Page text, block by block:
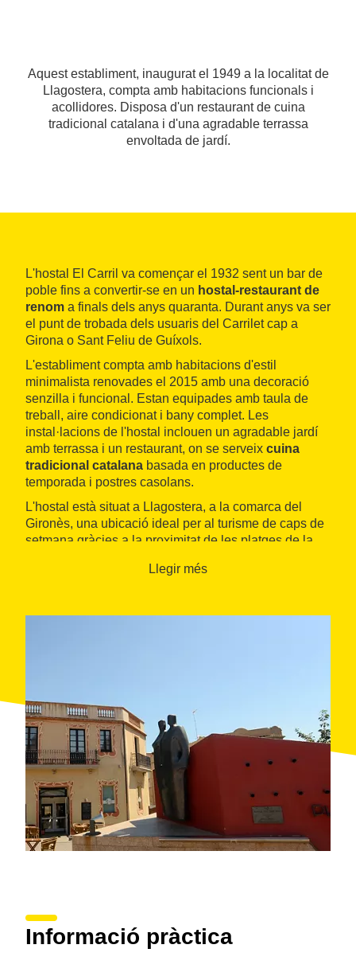
Aquest establiment, inaugurat el 1949 a la localitat de
Llagostera, compta amb habitacions funcionals i
acollidores. Disposa d'un restaurant de cuina
tradicional catalana i d'una agradable terrassa
envoltada de jardí.
L'hostal El Carril va començar el 1932 sent un bar de
poble fins a convertir-se en un hostal-restaurant de
renom a finals dels anys quaranta. Durant anys va ser
el punt de trobada dels usuaris del Carrilet cap a
Girona o Sant Feliu de Guíxols.
L'establiment compta amb habitacions d'estil
minimalista renovades el 2015 amb una decoració
senzilla i funcional. Estan equipades amb taula de
treball, aire condicionat i bany complet. Les
instal·lacions de l'hostal inclouen un agradable jardí
amb terrassa i un restaurant, on se serveix cuina
tradicional catalana basada en productes de
temporada i postres casolans.
L'hostal està situat a Llagostera, a la comarca del
Gironès, una ubicació ideal per al turisme de caps de
setmana gràcies a la proximitat de les platges de la
excursionisme i rutes amb bicicleta pels voltants del
Llegir més
Informació pràctica